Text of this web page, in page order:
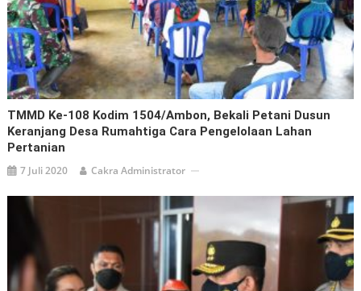
TMMD Ke-108 Kodim 1504/Ambon, Bekali Petani Dusun
Keranjang Desa Rumahtiga Cara Pengelolaan Lahan
Pertanian
7 Juli 2020 Cakra Administrator